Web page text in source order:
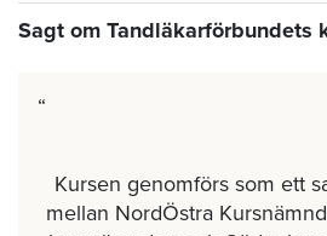
Sagt om Tandläkarförbundets
Kursen genomförs som ett
mellan NordÖstra